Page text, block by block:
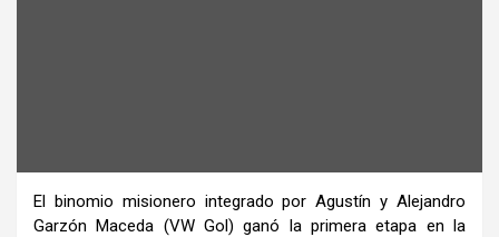
El binomio misionero integrado por Agustín y Alejandro
Garzón Maceda (VW Gol) ganó la primera etapa en la